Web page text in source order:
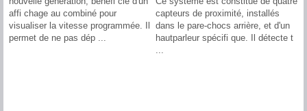
affi chage au combiné pour
visualiser la vitesse programmée. Il
permet de ne pas dép ...
capteurs de proximité, installés
dans le pare-chocs arrière, et d'un
hautparleur spécifi que. Il détecte t
...